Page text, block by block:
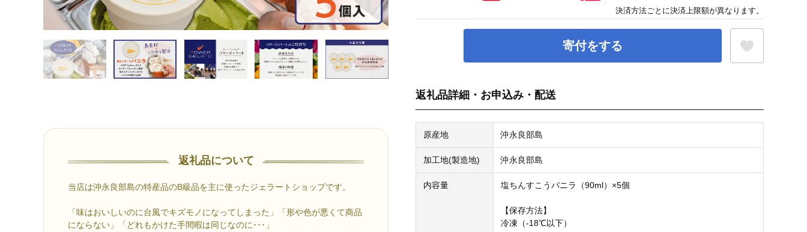
返礼品について
当店は沖永良部島の特産品のB級品を主に使ったジェラートショップです。
「味はおいしいのに台風でキズモノになってしまった」「形や色が悪くて商品
にならない」「どれもかけた手間暇は同じなのに･･･」
寄付をする
返礼品詳細・お申込み・配送
原産地 沖永良部島
加工地(製造地) 沖永良部島
内容量 塩ちんすこうバニラ（90ml）×5個
【保存方法】
冷凍（-18℃以下）
決済方法ごとに決済上限額が異なります。